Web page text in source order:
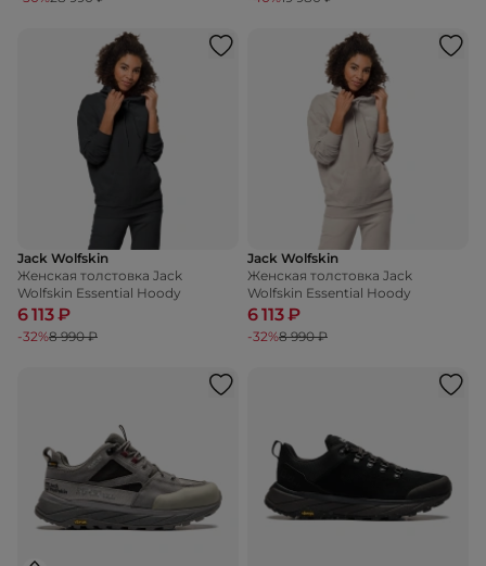
Jack Wolfskin
Женская толстовка Jack
Wolfskin Essential Hoody
6 113 ₽
-32%8 990 ₽
Jack Wolfskin
Женская толстовка Jack
Wolfskin Essential Hoody
6 113 ₽
-32%8 990 ₽